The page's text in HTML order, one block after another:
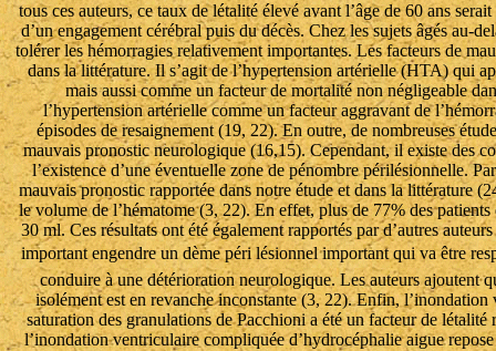
tous ces auteurs, ce taux de létalité élevé avant l’âge de 60 ans
d’un engagement cérébral puis du décès. Chez les sujets âgés au-
tolérer les hémorragies relativement importantes. Les facteurs de
dans la littérature. Il s’agit de l’hypertension artérielle (HTA) qui
mais aussi comme un facteur de mortalité non négligeable
l’hypertension artérielle comme un facteur aggravant de
épisodes de resaignement (19, 22). En outre, de nombreuses
mauvais pronostic neurologique (16,15). Cependant, il existe des
l’existence d’une éventuelle zone de pénombre périlésionnelle.
mauvais pronostic rapportée dans notre étude et dans la littérature
le volume de l’hématome (3, 22). En effet, plus de 77% des
30 ml. Ces résultats ont été également rapportés par d’autres
important engendre un dème péri lésionnel important qui va être
conduire à une détérioration neurologique. Les auteurs ajoutent
isolément est en revanche inconstante (3, 22). Enfin,
saturation des granulations de Pacchioni a été un facteur de
l’inondation ventriculaire compliquée d’hydrocéphalie aigue